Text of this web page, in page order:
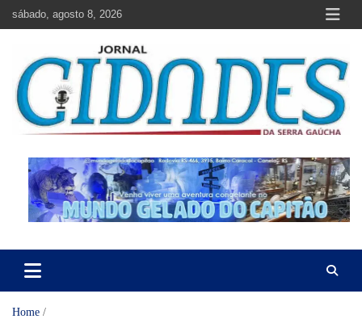
sábado, agosto 8, 2026
Jornal Cidades da Serra Gaúcha
Home